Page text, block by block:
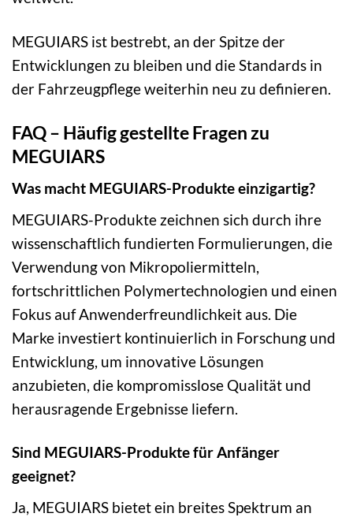
MEGUIARS ist bestrebt, an der Spitze der
Entwicklungen zu bleiben und die Standards in
der Fahrzeugpflege weiterhin neu zu definieren.
FAQ – Häufig gestellte Fragen zu
MEGUIARS
Was macht MEGUIARS-Produkte einzigartig?
MEGUIARS-Produkte zeichnen sich durch ihre
wissenschaftlich fundierten Formulierungen, die
Verwendung von Mikropoliermitteln,
fortschrittlichen Polymertechnologien und einen
Fokus auf Anwenderfreundlichkeit aus. Die
Marke investiert kontinuierlich in Forschung und
Entwicklung, um innovative Lösungen
anzubieten, die kompromisslose Qualität und
herausragende Ergebnisse liefern.
Sind MEGUIARS-Produkte für Anfänger
geeignet?
Ja, MEGUIARS bietet ein breites Spektrum an